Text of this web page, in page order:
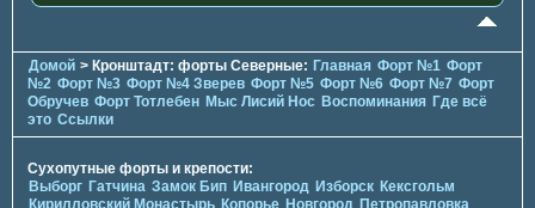
Домой > Кронштадт: форты Северные: Главная Форт №1 Форт
№2 Форт №3 Форт №4 Зверев Форт №5 Форт №6 Форт №7 Форт
Обручев Форт Тотлебен Мыс Лисий Нос Воспоминания Где всё
это Ссылки
Сухопутные форты и крепости:
Выборг Гатчина Замок Бип Ивангород Изборск Кексгольм
Кирилловский Монастырь Копорье Новгород Петропавловка